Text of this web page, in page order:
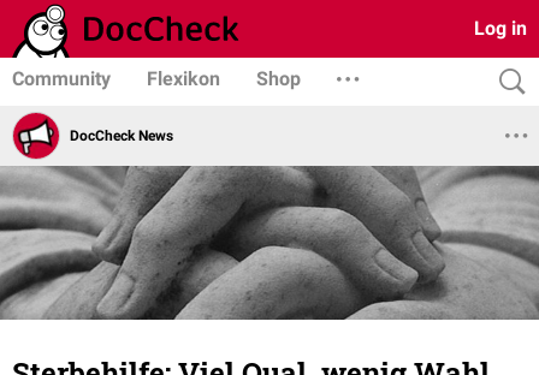
Log in
Community Flexikon Shop
DocCheck News